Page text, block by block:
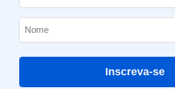
Inscreva-se